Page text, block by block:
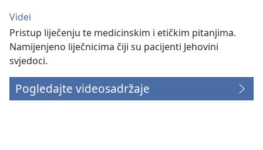
Videi
Pristup liječenju te medicinskim i etičkim pitanjima.
Namijenjeno liječnicima čiji su pacijenti Jehovini
svjedoci.
Pogledajte videosadržaje